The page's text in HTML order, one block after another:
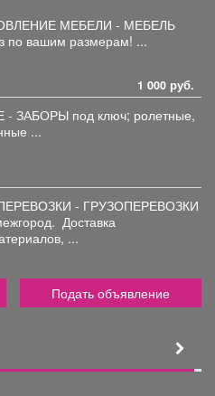
МЕБЕЛИ - МЕБЕЛЬ
по вашим размерам! ...
1 000 руб.
- ЗАБОРЫ под ключ; ролетные,
...
- ГРУЗОПЕРЕВОЗКИ
Доставка
...
Подать объявление